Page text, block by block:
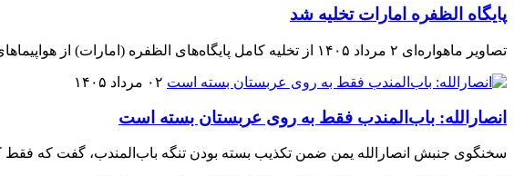
پایگاه الظفره امارات تخلیه شد
تصاویر ماهواره‌ای ۲ مرداد ۱۴۰۵ از تخلیه کامل پایگاه‌های الظفره (امارات) از هواپیماهای آمریکایی حکایت دارد.
۰۲ مرداد ۱۴۰۵
انصارالله: باب‌المندب فقط به روی عربستان بسته است
سخنگوی جنبش انصارالله یمن ضمن تکذیب بسته بودن تنگه باب‌المندب، گفت که فقط